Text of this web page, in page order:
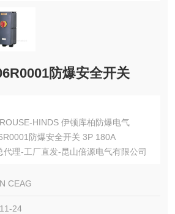
防爆安全开关
HINDS 伊顿库柏防爆电气
防爆安全开关 3P 180A
代理-工厂直发-昆山倍源电气有限公司
CEAG
24